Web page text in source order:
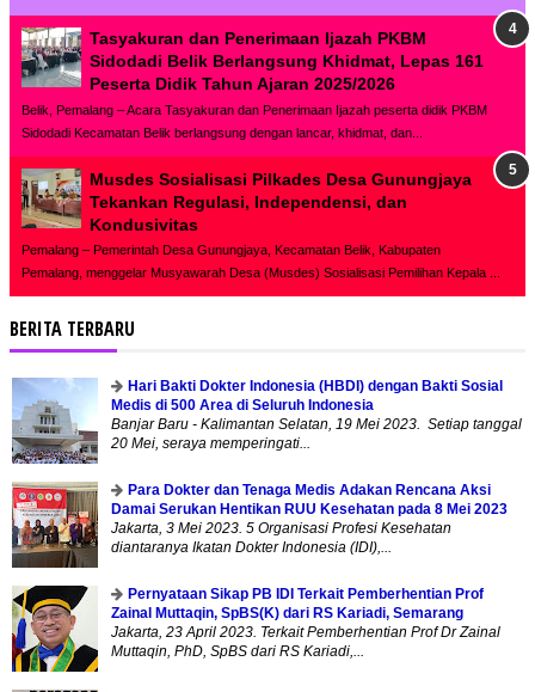
Tasyakuran dan Penerimaan Ijazah PKBM
Sidodadi Belik Berlangsung Khidmat, Lepas 161
Peserta Didik Tahun Ajaran 2025/2026
Belik, Pemalang – Acara Tasyakuran dan Penerimaan Ijazah peserta didik PKBM
Sidodadi Kecamatan Belik berlangsung dengan lancar, khidmat, dan...
Musdes Sosialisasi Pilkades Desa Gunungjaya
Tekankan Regulasi, Independensi, dan
Kondusivitas
Pemalang – Pemerintah Desa Gunungjaya, Kecamatan Belik, Kabupaten
Pemalang, menggelar Musyawarah Desa (Musdes) Sosialisasi Pemilihan Kepala ...
BERITA TERBARU
Hari Bakti Dokter Indonesia (HBDI) dengan Bakti Sosial
Medis di 500 Area di Seluruh Indonesia
Banjar Baru - Kalimantan Selatan, 19 Mei 2023. Setiap tanggal
20 Mei, seraya memperingati...
Para Dokter dan Tenaga Medis Adakan Rencana Aksi
Damai Serukan Hentikan RUU Kesehatan pada 8 Mei 2023
Jakarta, 3 Mei 2023. 5 Organisasi Profesi Kesehatan
diantaranya Ikatan Dokter Indonesia (IDI),...
Pernyataan Sikap PB IDI Terkait Pemberhentian Prof
Zainal Muttaqin, SpBS(K) dari RS Kariadi, Semarang
Jakarta, 23 April 2023. Terkait Pemberhentian Prof Dr Zainal
Muttaqin, PhD, SpBS dari RS Kariadi,...